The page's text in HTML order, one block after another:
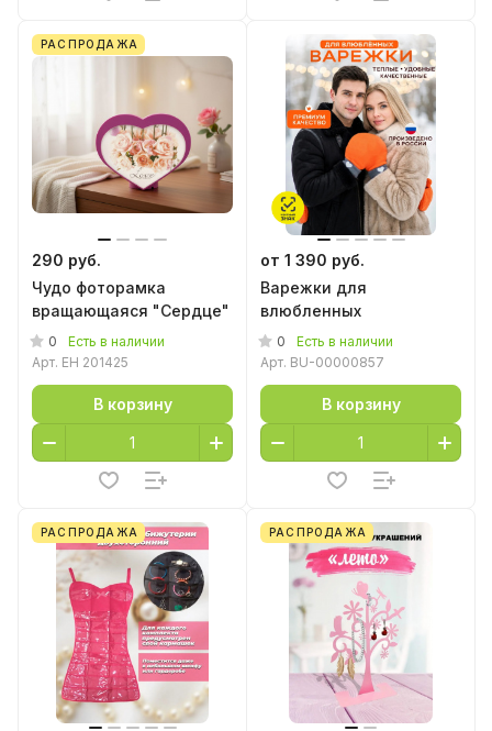
РАСПРОДАЖА
290 руб.
Чудо фоторамка
вращающаяся "Сердце"
0
Есть в наличии
Арт. EH 201425
В корзину
от 1 390 руб.
Варежки для
влюбленных
0
Есть в наличии
Арт. BU-00000857
В корзину
РАСПРОДАЖА РАСПРОДАЖА